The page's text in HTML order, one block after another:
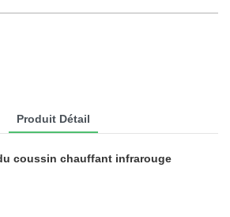
Produit Détail
coussin chauffant infrarouge